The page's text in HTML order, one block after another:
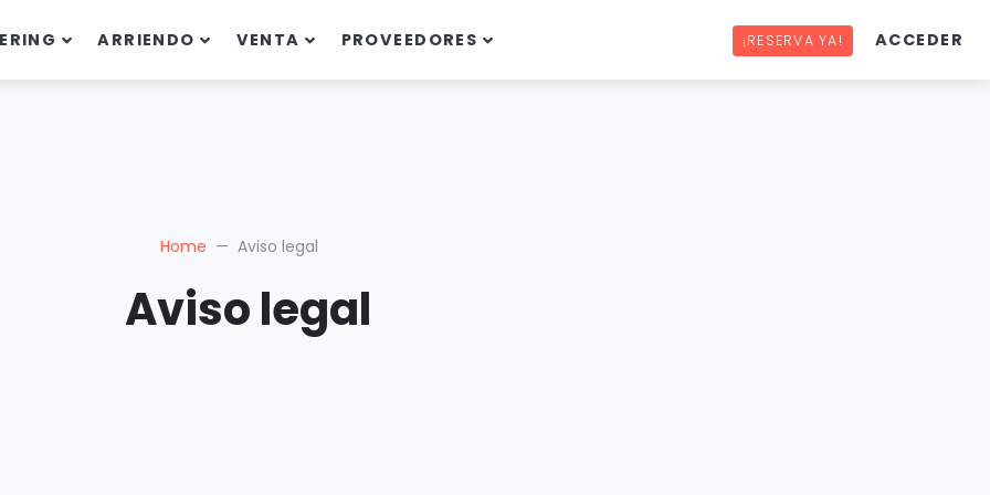
ARRIENDO VENTA PROVEEDORES ¡RESERVA YA! ACCEDER
Home Aviso legal
Aviso legal